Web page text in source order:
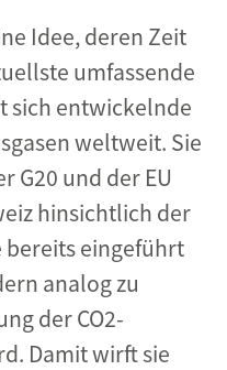
Idee, deren Zeit
umfassende
sich entwickelnde
weltweit. Sie
G20 und der EU
hinsichtlich der
bereits eingeführt
analog zu
der CO2-
Damit wirft sie